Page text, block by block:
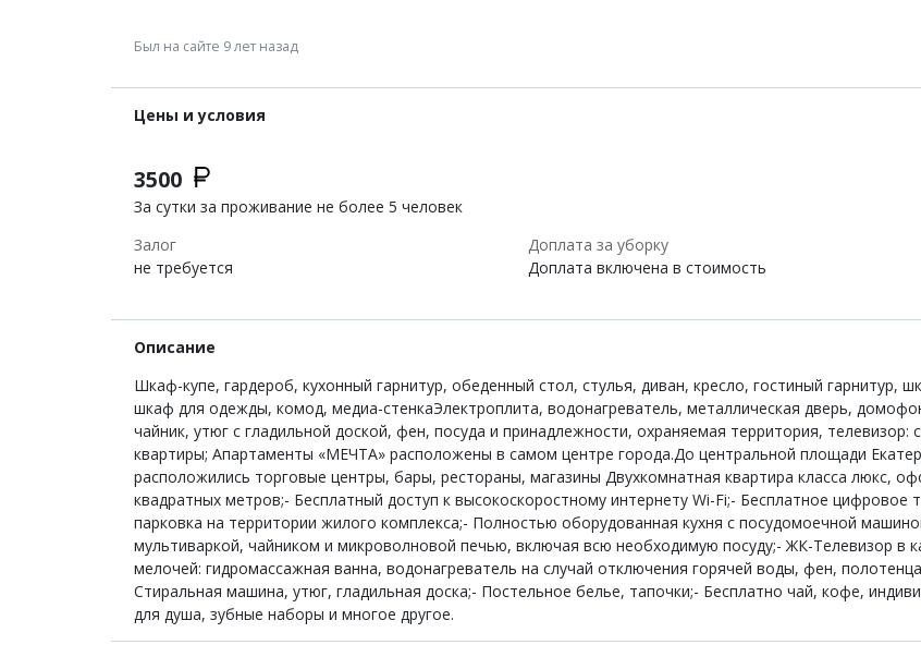
Был на сайте 9 лет назад
Цены и условия
3500
За сутки за проживание не более 5 человек
Залог
не требуется
Доплата за уборку
Доплата включена в стоимость
Описание
Шкаф-купе, гардероб, кухонный гарнитур, обеденный стол, стулья, диван, кресло, гостиный гарнитур,
шкаф для одежды, комод, медиа-стенкаЭлектроплита, водонагреватель, металлическая дверь,
чайник, утюг с гладильной доской, фен, посуда и принадлежности, охраняемая территория,
квартиры; Апартаменты «МЕЧТА» расположены в самом центре города.До центральной площади
расположились торговые центры, бары, рестораны, магазины Двухкомнатная квартира класса люкс,
квадратных метров;- Бесплатный доступ к высокоскоростному интернету Wi-Fi;- Бесплатное цифровое
парковка на территории жилого комплекса;- Полностью оборудованная кухня с посудомоечной
мультиваркой, чайником и микроволновой печью, включая всю необходимую посуду;- ЖК-Телевизор в
мелочей: гидромассажная ванна, водонагреватель на случай отключения горячей воды, фен,
Стиральная машина, утюг, гладильная доска;- Постельное белье, тапочки;- Бесплатно чай, кофе,
для душа, зубные наборы и многое другое.